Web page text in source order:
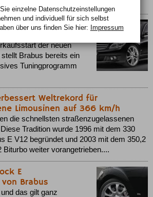
zu beeinträchtigen....
das neue
der neuen
Brabus bereits ein
Tuningprogramm
Weltrekord für
Limousinen auf 366 km/h
die schnellsten straßenzugelassenen
Tradition wurde 1996 mit dem 330
E V12 begründet und 2003 mit dem 350,2
Biturbo weiter vorangetrieben....
E
Brabus
das gilt ganz
einzelne Datenschutz­ein­stellungen
und indivi­duell für sich selbst
über uns finden Sie hier: Impressum